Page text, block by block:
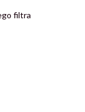
filtra